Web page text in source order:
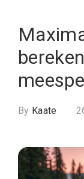
By Kaate